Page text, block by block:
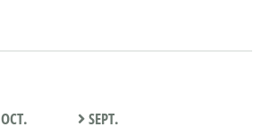
SEPT.